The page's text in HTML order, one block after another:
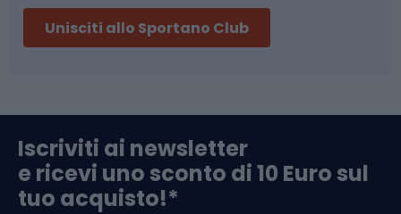
Abbigliamento da escursionismo
Componenti per biciclette
Arrampicata
Unisciti allo Sportano Club
Iscriviti ai newsletter
e ricevi uno sconto di 10 Euro sul
tuo acquisto!*